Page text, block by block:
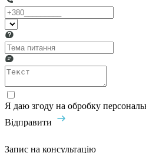
Я даю згоду на обробку
Відправити
Запис на консультацію